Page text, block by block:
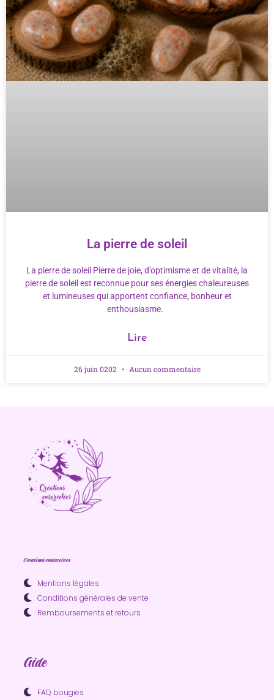
La pierre de soleil
La pierre de soleil Pierre de joie, d’optimisme et de vitalité, la
pierre de soleil est reconnue pour ses énergies chaleureuses
et lumineuses qui apportent confiance, bonheur et
enthousiasme.
Lire
26 juin 0202 Aucun commentaire
Créations ensorcelées
Mentions légales
Conditions générales de vente
Remboursements et retours
Aide
FAQ bougies